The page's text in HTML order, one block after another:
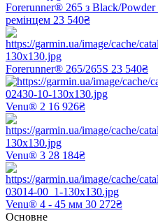
Forerunner® 265 з Black/
ремінцем 23 540₴
Forerunner® 265/265S 23 540₴
Venu® 2 16 926₴
Venu® 3 28 184₴
Venu® 4 - 45 мм 30 272₴
Основне